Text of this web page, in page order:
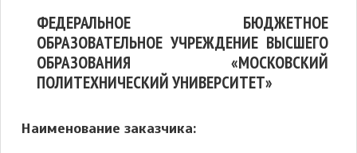
ФЕДЕРАЛЬНОЕ БЮДЖЕТНОЕ
ОБРАЗОВАТЕЛЬНОЕ УЧРЕЖДЕНИЕ ВЫСШЕГО
ОБРАЗОВАНИЯ «МОСКОВСКИЙ
ПОЛИТЕХНИЧЕСКИЙ УНИВЕРСИТЕТ»
Наименование заказчика: